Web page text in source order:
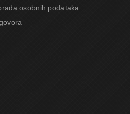
osobnih podataka